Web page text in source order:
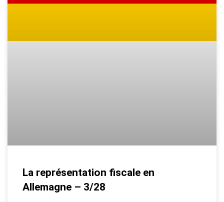
La représentation fiscale en
Allemagne – 3/28